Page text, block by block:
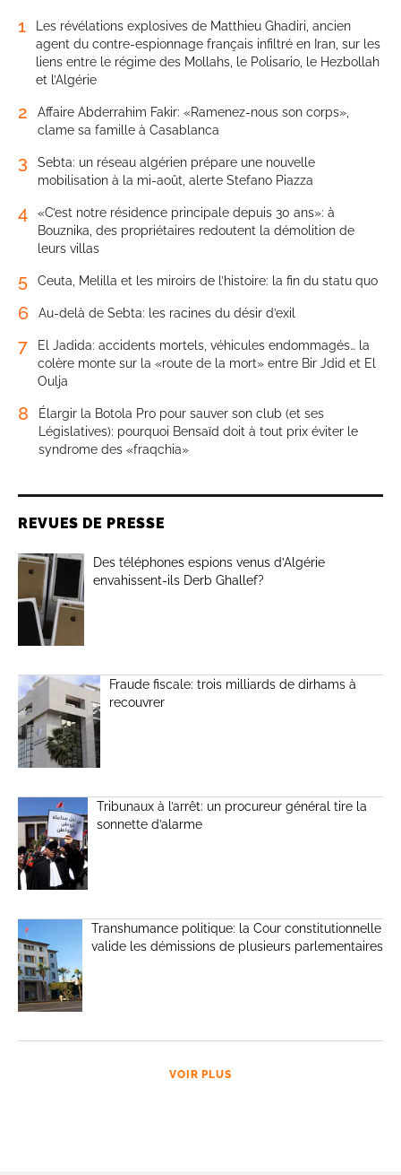
1
Les révélations explosives de Matthieu Ghadiri, ancien
agent du contre-espionnage français infiltré en Iran, sur les
liens entre le régime des Mollahs, le Polisario, le Hezbollah
et l’Algérie
2
Affaire Abderrahim Fakir: «Ramenez-nous son corps»,
clame sa famille à Casablanca
3
Sebta: un réseau algérien prépare une nouvelle
mobilisation à la mi-août, alerte Stefano Piazza
4
«C’est notre résidence principale depuis 30 ans»: à
Bouznika, des propriétaires redoutent la démolition de
leurs villas
5 Ceuta, Melilla et les miroirs de l’histoire: la fin du statu quo
6 Au-delà de Sebta: les racines du désir d’exil
7
El Jadida: accidents mortels, véhicules endommagés… la
colère monte sur la «route de la mort» entre Bir Jdid et El
Oulja
8
Élargir la Botola Pro pour sauver son club (et ses
Législatives): pourquoi Bensaïd doit à tout prix éviter le
syndrome des «fraqchia»
REVUES DE PRESSE
Des téléphones espions venus d’Algérie
envahissent-ils Derb Ghallef?
Fraude fiscale: trois milliards de dirhams à
recouvrer
Tribunaux à l’arrêt: un procureur général tire la
sonnette d’alarme
Transhumance politique: la Cour constitutionnelle
valide les démissions de plusieurs parlementaires
VOIR PLUS